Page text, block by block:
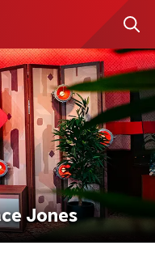
Jones